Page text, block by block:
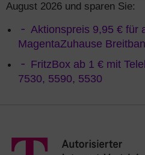
August 2026 und sparen Sie:
Aktionspreis 9,95 € für
MagentaZuhause
FritzBox ab 1 € mit
7530, 5590, 5530